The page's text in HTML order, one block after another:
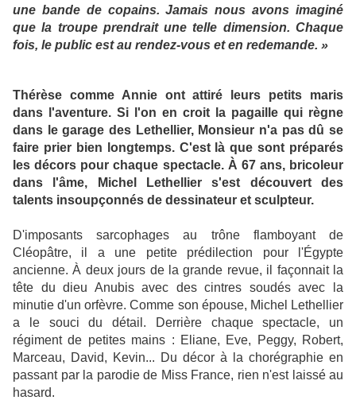
une bande de copains. Jamais nous avons imaginé
que la troupe prendrait une telle dimension. Chaque
fois, le public est au rendez-vous et en redemande. »
Thérèse comme Annie ont attiré leurs petits maris
dans l'aventure. Si l'on en croit la pagaille qui règne
dans le garage des Lethellier, Monsieur n'a pas dû se
faire prier bien longtemps. C'est là que sont préparés
les décors pour chaque spectacle. À 67 ans, bricoleur
dans l'âme, Michel Lethellier s'est découvert des
talents insoupçonnés de dessinateur et sculpteur.
D'imposants sarcophages au trône flamboyant de
Cléopâtre, il a une petite prédilection pour l'Égypte
ancienne. À deux jours de la grande revue, il façonnait la
tête du dieu Anubis avec des cintres soudés avec la
minutie d'un orfèvre. Comme son épouse, Michel Lethellier
a le souci du détail. Derrière chaque spectacle, un
régiment de petites mains : Eliane, Eve, Peggy, Robert,
Marceau, David, Kevin... Du décor à la chorégraphie en
passant par la parodie de Miss France, rien n'est laissé au
hasard.